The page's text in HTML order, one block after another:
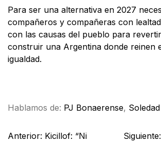
Para ser una alternativa en 2027
compañeros y compañeras con
con las causas del pueblo para
construir una Argentina donde reinen
igualdad.
Hablamos de: PJ Bonaerense,
Anterior: Kicillof: “Ni
Siguiente: